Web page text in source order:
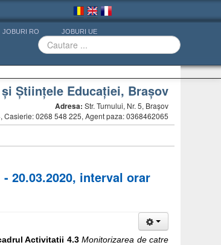
JOBURI RO JOBURI UE
Științele Educației, Brașov
Adresa: Str. Turnului, Nr. 5, Brașov
0268 548 225, Agent paza: 0368462065
20.03.2020, interval orar
Activitatii 4.3Monitorizarea de catre